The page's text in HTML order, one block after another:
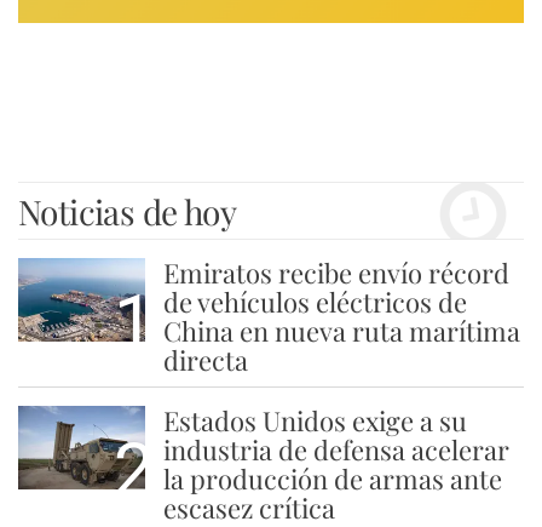
Noticias de hoy
1
Emiratos recibe envío récord
de vehículos eléctricos de
China en nueva ruta marítima
directa
2
Estados Unidos exige a su
industria de defensa acelerar
la producción de armas ante
escasez crítica